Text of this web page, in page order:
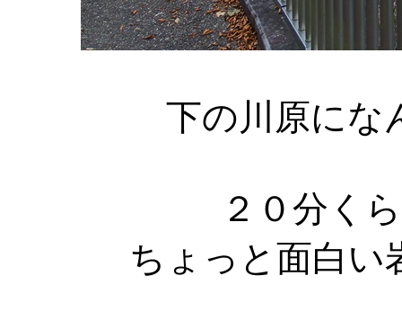
下の川原にな
２０分く
ちょっと面白い